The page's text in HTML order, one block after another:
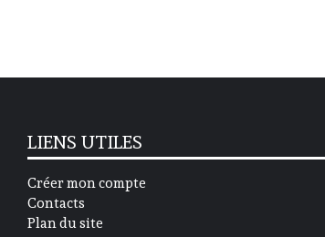
LIENS UTILES
Créer mon compte
Contacts
Plan du site